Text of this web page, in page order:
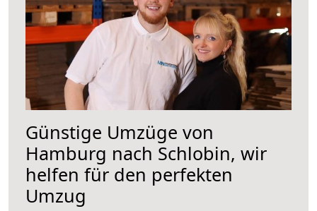
Günstige Umzüge von
Hamburg nach Schlobin, wir
helfen für den perfekten
Umzug